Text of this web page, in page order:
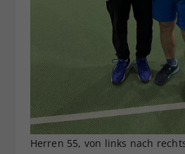
Herren 55, von links nach